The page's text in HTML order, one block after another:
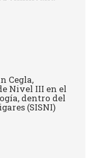
Cegla,
Nivel III en el
dentro del
(SISNI)